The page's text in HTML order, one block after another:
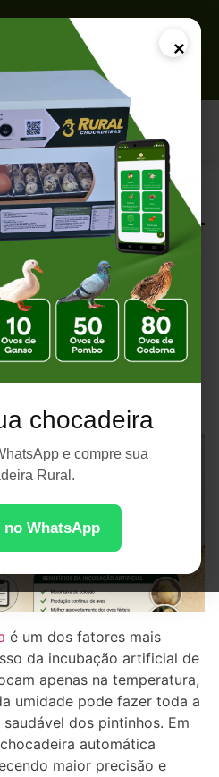
×
chocadeira
e compre sua
Rural.
WhatsApp
Importância na Incubação
Qual a
na
Artificial
é um dos fatores mais
da incubação artificial de
apenas na temperatura,
umidade pode fazer toda a
dos pintinhos. Em
automática
maior precisão e